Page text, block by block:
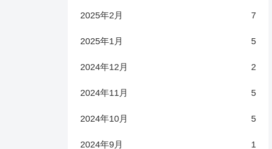
2025年2月 7
2025年1月 5
2024年12月 2
2024年11月 5
2024年10月 5
2024年9月 1